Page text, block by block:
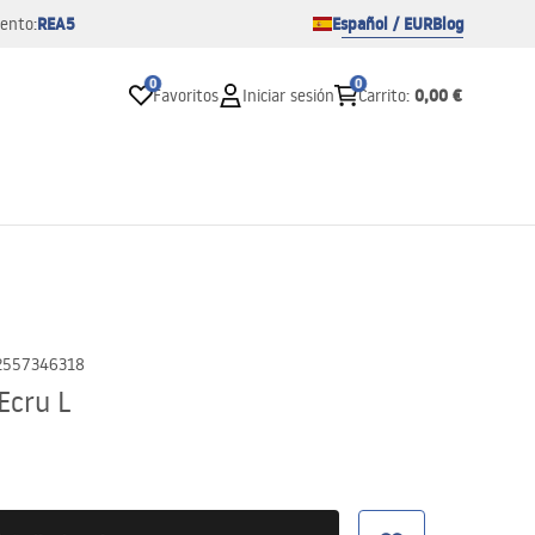
REA5 Español / EURBlog
0
Favoritos Iniciar sesión
0
Carrito: 0,00 €
L